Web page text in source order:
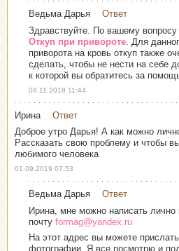
Ведьма Дарья
Ответ
Здравствуйте. По вашему
Откуп при привороте . Для
приворота на кровь откуп также
сделать, чтобы не нести на себе
к которой вы обратитесь за
08.11.2018 11:44
Ирина
Ответ
Доброе утро Дарья! А как можно
Рассказать свою проблему и чтобы
любимого человека
01.09.2019 07:53
Ведьма Дарья
Ответ
Ирина, мне можно написать лично
почту formag@yandex.ru
На этот адрес вы можете
фотографии. Я все посмотрю и